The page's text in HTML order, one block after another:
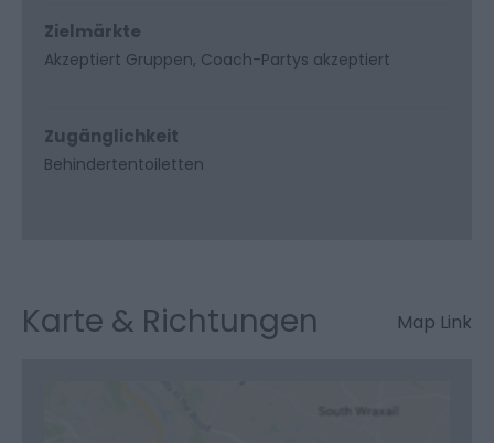
Zielmärkte
Akzeptiert Gruppen Coach-Partys akzeptiert
Zugänglichkeit
Behindertentoiletten
Karte & Richtungen Map Link